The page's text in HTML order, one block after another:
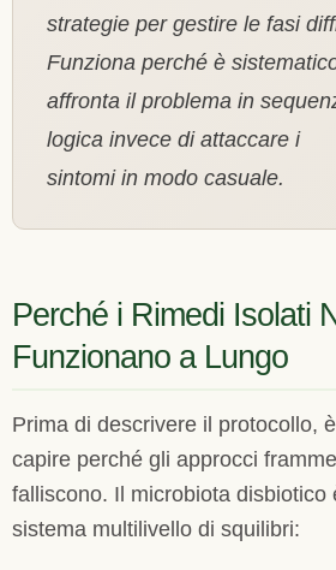
strategie per gestire le fasi
Funziona perché è
affronta il problema in
logica invece di attaccare i
sintomi in modo casuale.
Perché i Rimedi Isolati
Funzionano a Lungo
Prima di descrivere il protocollo,
capire perché gli approcci
falliscono. Il microbiota disbiotico
sistema multilivello di squilibri: